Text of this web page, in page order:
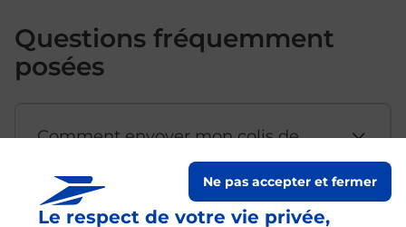
Le respect de votre vie privée,
Ne pas accepter et fermer
Questions fréquemment
posées
Comment envoyer mon colis de